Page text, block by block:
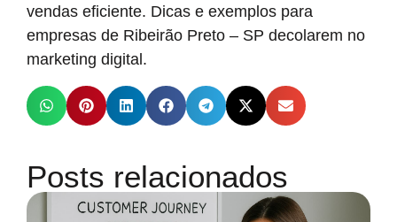
vendas eficiente. Dicas e exemplos para
empresas de Ribeirão Preto – SP decolarem no
marketing digital.
Posts relacionados